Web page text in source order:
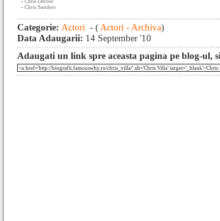
- Chris Sanders
Categorie: Actori - ( Actori - Archiva)
Data Adaugarii: 14 September '10
Adaugati un link spre aceasta pagina pe blog-ul,